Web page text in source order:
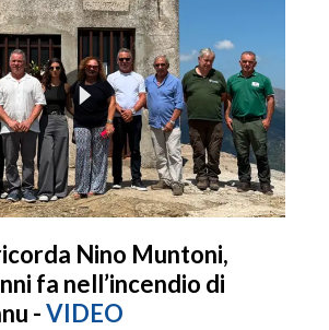
Nino Muntoni,
fa nell’incendio di
-VIDEO